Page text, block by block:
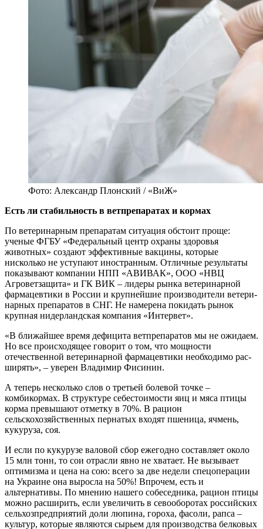
Фото: Александр Плонский / «ВиЖ»
Есть ли стабильность в ветпрепаратах и кормах
По ветеринарным препаратам си­туация обстоит проще:
ученые ФГБУ «Федеральный центр охраны здоровья
животных» создают эффек­тивные вакцины, которые
нисколько не уступают иностранным. Отличные результаты
показывают компании НПП «АВИВАК», ООО «НВЦ
Агровет­защита» и ГК ВИК – лидеры рынка ве­теринарной
фармацевтики в России и крупнейшие производители ветери­
нарных препаратов в СНГ. Не намерена покидать рынок
крупная нидерланд­ская компания «Интервет».
«В ближайшее время дефицита ветпрепаратов мы не ожидаем.
Но все происходящее говорит о том, что мощности
отечественной ветеринар­ной фармацевтики необходимо рас­
ширять», – уверен Владимир Фисинин.
А теперь несколько слов о третьей болевой точке –
комбикормах. В струк­туре себестоимости яиц и мяса птицы
корма превышают отметку в 70%. В ра­цион
сельскохозяйственных пернатых входят пшеница, ячмень,
кукуруза, соя.
И если по кукурузе валовой сбор еже­годно составляет около
15 млн тонн, то сои отрасли явно не хватает. Не вы­зывает
оптимизма и цена на сою: всего за две недели спецоперации
на Украи­не она выросла на 50%! Впрочем, есть и
альтернативы. По мнению нашего собеседника, рацион птицы
можно расширить, если увеличить в севообо­ротах российских
сельхозпредприятий доли люпина, гороха, фасоли, рапса –
культур, которые являются сырьем для производства белковых